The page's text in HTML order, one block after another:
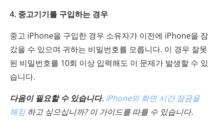
4. 중고기기를 구입하는 경우
중고 iPhone을 구입한 경우 소유자가 이전에 iPhone을 잠
갔을 수 있으며 귀하는 비밀번호를 모릅니다. 이 경우 잘못
된 비밀번호를 10회 이상 입력해도 이 문제가 발생할 수 있
습니다.
다음이 필요할 수 있습니다. iPhone의 화면 시간 잠금을
해킹하고 싶으십니까? 이 가이드를 따를 수 있습니다.